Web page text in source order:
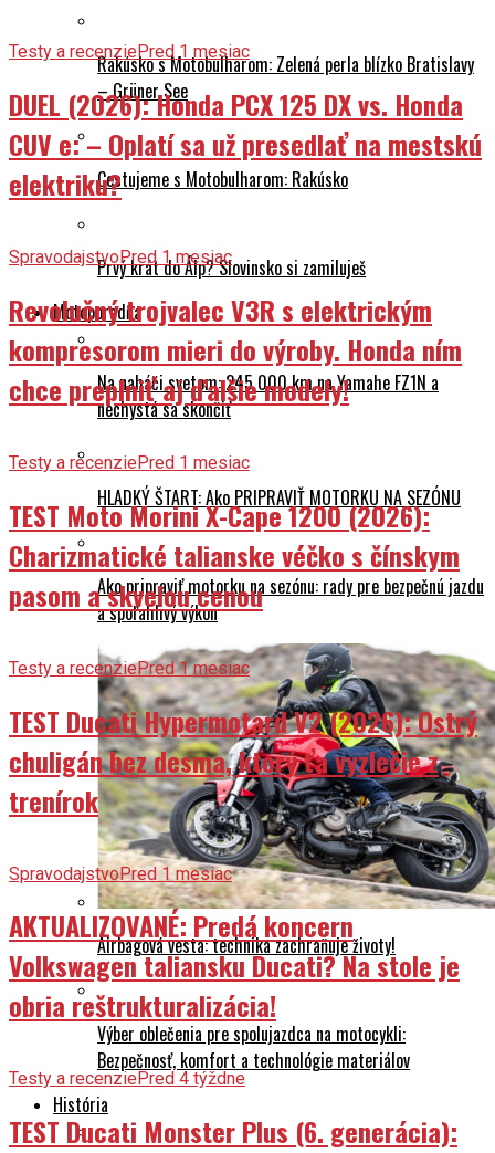
Rakúsko s Motobulharom: Zelená perla blízko Bratislavy
– Grüner See
Cestujeme s Motobulharom: Rakúsko
Prvý krát do Álp? Slovinsko si zamiluješ
Motoporadňa
Na naháči svetom: 245 000 km na Yamahe FZ1N a
nechystá sa skončiť
HLADKÝ ŠTART: Ako PRIPRAVIŤ MOTORKU NA SEZÓNU
Ako pripraviť motorku na sezónu: rady pre bezpečnú jazdu
a spoľahlivý výkon
Airbagová vesta: technika zachraňuje životy!
Výber oblečenia pre spolujazdca na motocykli:
Bezpečnosť, komfort a technológie materiálov
História
Testy a recenziePred 1 mesiac
DUEL (2026): Honda PCX 125 DX vs. Honda
CUV e: – Oplatí sa už presedlať na mestskú
elektriku?
SpravodajstvoPred 1 mesiac
Revolučný trojvalec V3R s elektrickým
kompresorom mieri do výroby. Honda ním
chce preplniť aj ďalšie modely!
Testy a recenziePred 1 mesiac
TEST Moto Morini X-Cape 1200 (2026):
Charizmatické talianske véčko s čínskym
pasom a skvelou cenou
Testy a recenziePred 1 mesiac
TEST Ducati Hypermotard V2 (2026): Ostrý
chuligán bez desma, ktorý ťa vyzlečie z
trenírok
SpravodajstvoPred 1 mesiac
AKTUALIZOVANÉ: Predá koncern
Volkswagen taliansku Ducati? Na stole je
obria reštrukturalizácia!
Testy a recenziePred 4 týždne
TEST Ducati Monster Plus (6. generácia):